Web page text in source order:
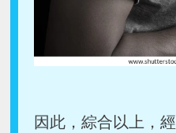
因此，綜合以上，